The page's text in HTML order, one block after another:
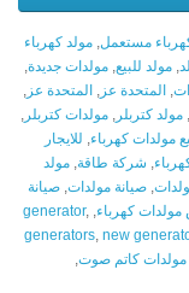
مستعمل, مولد كهرباء
, مولد للبيع, مولدات جديدة,
, المتحدة عز , المتحدة عز ,
, مولد كتربلر , مولدات كتربلر ,
مولدات كهرباء, للايجار
, شركة طاقة, مولد
, صيانة مولدات, صيانة
كهرباء,
generator,
generators, new
مولدات كاتم صوت,